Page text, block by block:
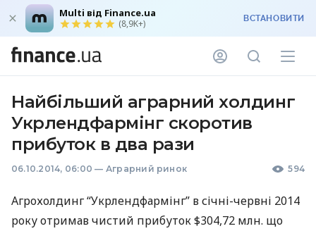
Multi від Finance.ua
(8,9K+) ВСТАНОВИТИ
Найбільший аграрний холдинг
Укрлендфармінг скоротив
прибуток в два рази
06.10.2014, 06:00 — Аграрний ринок 594
Агрохолдинг “Укрлендфармінг” в січні-червні 2014
року отримав чистий прибуток $304,72 млн. що